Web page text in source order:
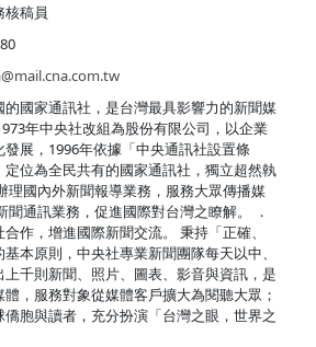
核稿員
國家通訊社，是台灣最具影響力的新聞媒
年中央社改組為股份有限公司，以企業
展，1996年依據「中央通訊社設置條
位為全民共有的國家通訊社，獨立超然執
理國內外新聞報導業務，服務大眾傳播媒
聞通訊業務，促進國際對台灣之瞭解。 ．
作，增進國際新聞交流。 秉持「正確、
本原則，中央社專業新聞團隊每天以中、
千則新聞、照片、圖表、影音與資訊，是
，服務對象從媒體客戶擴大為閱聽大眾；
胞與讀者，充分扮演「台灣之眼，世界之